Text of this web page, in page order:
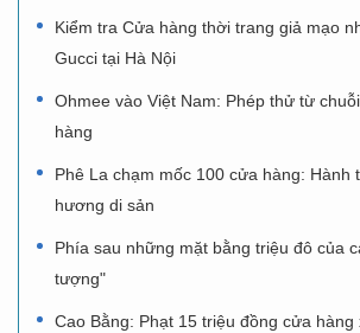
Kiểm tra Cửa hàng thời trang giả mạo
Gucci tại Hà Nội
Ohmee vào Việt Nam: Phép thử từ
hàng
Phê La chạm mốc 100 cửa hàng: Hành
hương di sản
Phía sau những mặt bằng triệu đô của
tượng"
Cao Bằng: Phạt 15 triệu đồng cửa